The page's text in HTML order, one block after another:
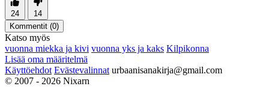
24
14
Kommentit (0)
Katso myös
vuonna miekka ja kivi vuonna yks ja kaks Kilpikonna
Lisää oma määritelmä
Käyttöehdot Evästevalinnat urbaanisanakirja@gmail.com
© 2007 - 2026 Nixarn